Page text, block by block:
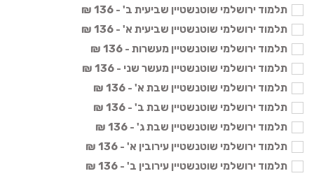
תלמוד ירושלמי שוטנשטיין שביעית ב' - 136 ₪
תלמוד ירושלמי שוטנשטיין שביעית א' - 136 ₪
תלמוד ירושלמי שוטנשטיין מעשרות - 136 ₪
תלמוד ירושלמי שוטנשטיין מעשר שני - 136 ₪
תלמוד ירושלמי שוטנשטיין שבת א' - 136 ₪
תלמוד ירושלמי שוטנשטיין שבת ב' - 136 ₪
תלמוד ירושלמי שוטנשטיין שבת ג' - 136 ₪
תלמוד ירושלמי שוטנשטיין עירובין א' - 136 ₪
תלמוד ירושלמי שוטנשטיין עירובין ב' - 136 ₪